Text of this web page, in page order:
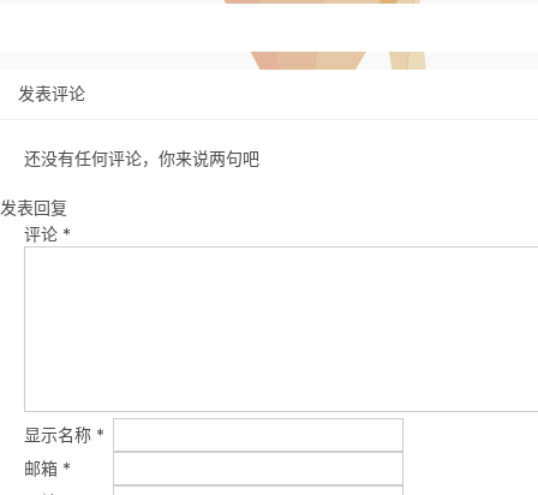
发表评论
还没有任何评论，你来说两句吧
发表回复
评论 *
显示名称 *
邮箱 *